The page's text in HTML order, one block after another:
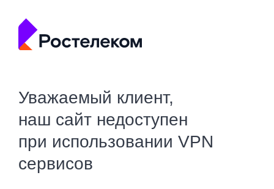
Уважаемый клиент,
наш сайт недоступен
при использовании VPN
сервисов